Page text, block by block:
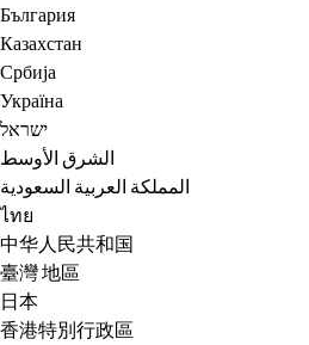
България
Казахстан
Србија
Україна
ישראל
الشرق الأوسط
المملكة العربية السعودية
ไทย
中华人民共和国
臺灣 地區
日本
香港特別行政區